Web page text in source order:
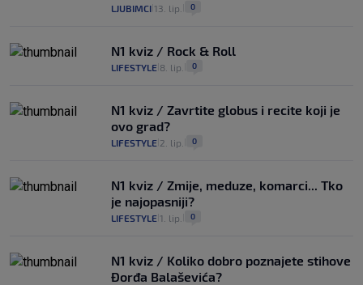
LJUBIMCI 13. lip. 0
N1 kviz / Rock & Roll
LIFESTYLE 8. lip. 0
N1 kviz / Zavrtite globus i recite koji je
ovo grad?
LIFESTYLE 2. lip. 0
N1 kviz / Zmije, meduze, komarci... Tko
je najopasniji?
LIFESTYLE 1. lip. 0
N1 kviz / Koliko dobro poznajete stihove
Đorđa Balaševića?